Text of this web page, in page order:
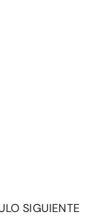
SIGUIENTE